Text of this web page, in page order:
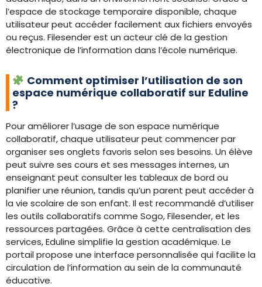
l’espace de stockage temporaire disponible, chaque
utilisateur peut accéder facilement aux fichiers envoyés
ou reçus. Filesender est un acteur clé de la gestion
électronique de l’information dans l’école numérique.
Comment optimiser l’utilisation de son
espace numérique collaboratif sur Eduline
?
Pour améliorer l’usage de son espace numérique
collaboratif, chaque utilisateur peut commencer par
organiser ses onglets favoris selon ses besoins. Un élève
peut suivre ses cours et ses messages internes, un
enseignant peut consulter les tableaux de bord ou
planifier une réunion, tandis qu’un parent peut accéder à
la vie scolaire de son enfant. Il est recommandé d’utiliser
les outils collaboratifs comme Sogo, Filesender, et les
ressources partagées. Grâce à cette centralisation des
services, Eduline simplifie la gestion académique. Le
portail propose une interface personnalisée qui facilite la
circulation de l’information au sein de la communauté
éducative.